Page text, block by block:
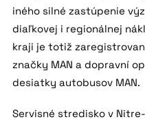
iného silné zastúpenie
diaľkovej i regionálnej
kraji je totiž
značky MAN a dopravní
desiatky autobusov MAN.
Servisné stredisko v